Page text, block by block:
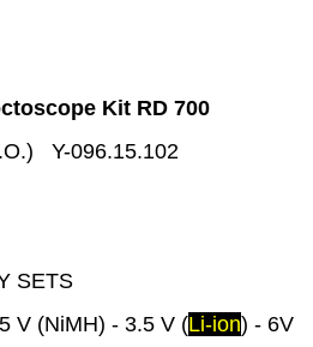
Kit RD 700
Y-096.15.102
SETS
V (NiMH) - 3.5 V (Li-ion) - 6V